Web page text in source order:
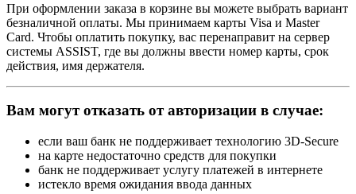
При оформлении заказа в корзине вы можете выбрать вариант
безналичной оплаты. Мы принимаем карты Visa и Master
Card. Чтобы оплатить покупку, вас перенаправит на сервер
системы ASSIST, где вы должны ввести номер карты, срок
действия, имя держателя.
Вам могут отказать от авторизации в случае:
если ваш банк не поддерживает технологию 3D-Secure
на карте недостаточно средств для покупки
банк не поддерживает услугу платежей в интернете
истекло время ожидания ввода данных